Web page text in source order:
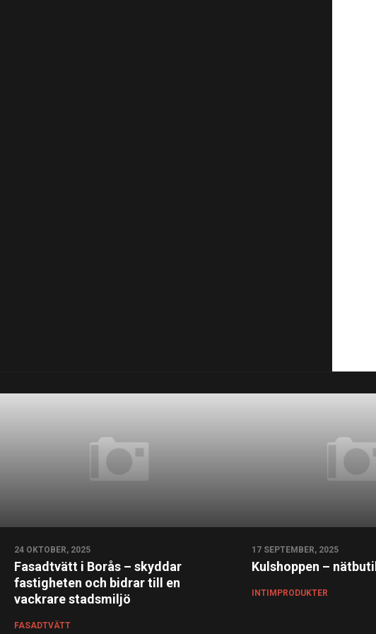
24 OKTOBER, 2025
Fasadtvätt i Borås – skyddar
fastigheten och bidrar till en
vackrare stadsmiljö
FASADTVÄTT
17 SEPTEMBER, 2025
Kulshoppen –
INTIMPRODUKTER